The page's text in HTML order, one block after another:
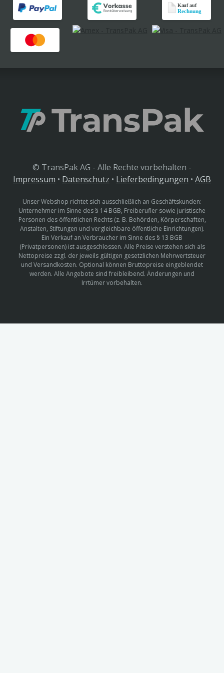
© TransPak AG - Alle Rechte vorbehalten -
Impressum • Datenschutz • Lieferbedingungen • AGB
Unser Webshop richtet sich ausschließlich an Geschäftskunden:
Unternehmer im Sinne des § 14 BGB, Freiberufler sowie juristische
Personen des öffentlichen Rechts (z. B. Behörden, Körperschaften,
Anstalten, Stiftungen und vergleichbare öffentliche Einrichtungen).
Ein Verkauf an Verbraucher im Sinne des § 13 BGB
(Privatpersonen) ist ausgeschlossen. Alle Preise verstehen sich als
Nettopreise zzgl. der jeweils gültigen gesetzlichen Mehrwertsteuer
und Versandkosten. Optional können Bruttopreise eingeblendet
werden. Alle Angebote sind freibleibend. Änderungen und
Irrtümer vorbehalten.